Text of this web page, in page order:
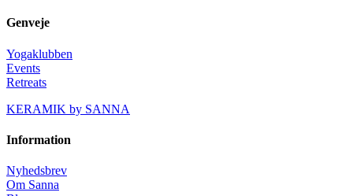
Genveje
Yogaklubben
Events
Retreats
KERAMIK by SANNA
Information
Nyhedsbrev
Om Sanna